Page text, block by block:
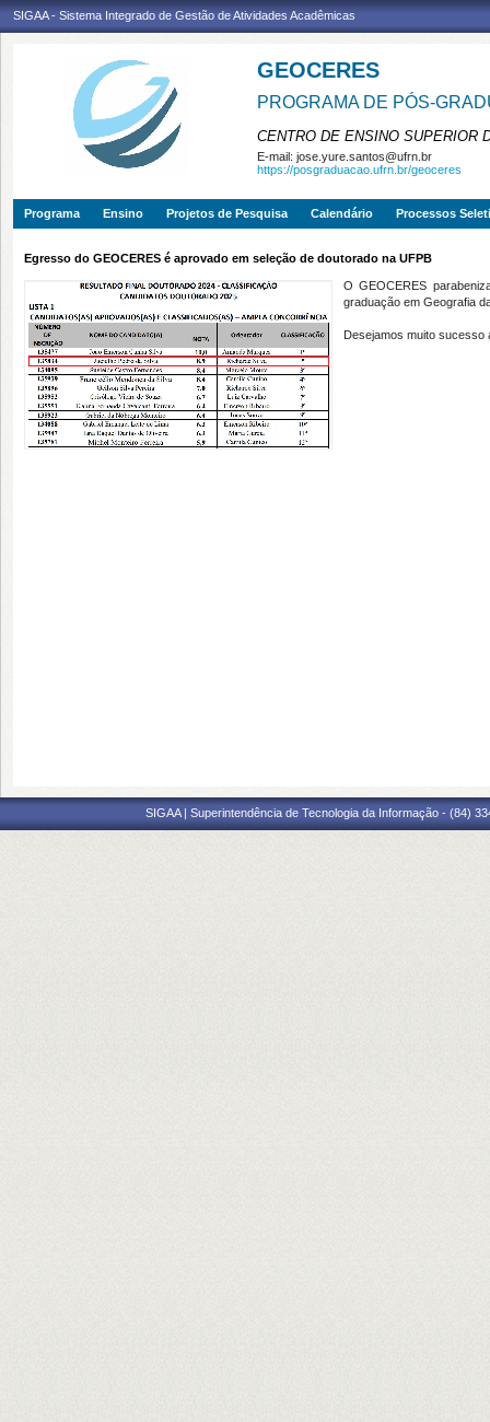
SIGAA - Sistema Integrado de Gestão de Atividades Acadêmicas
GEOCERES
PROGRAMA DE PÓS-
CENTRO DE ENSINO SUPERIOR
E-mail: jose.yure.santos@ufrn.br
https://posgraduacao.ufrn.br/geoceres
Programa Ensino Projetos de Pesquisa Calendário Processos
Egresso do GEOCERES é aprovado em seleção de doutorado na UFPB
O GEOCERES
graduação em Geografia
Desejamos muito sucesso
SIGAA | Superintendência de Tecnologia da Informação - (84)